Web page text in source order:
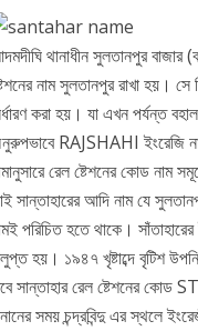
থানাধীন সুলতানপুর বাজার
নাম সুলতানপুর রাখা হয়।
করা হয়। যা এখন পর্যন্ত
RAJSHAHI ইংরেজি
রেল ষ্টেশনের কোড নাম
সান্তাহারের আদি নাম যে
পরিচিত হতে থাকে।
হয়। ১৯৪৭ খৃষ্টাব্দে বৃটিশ
সান্তাহার রেল ষ্টেশনের কোড
সময় চন্দ্রবিন্দু এর স্থলে